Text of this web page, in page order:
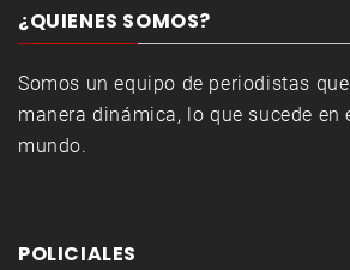
¿QUIENES SOMOS?
Somos un equipo de periodistas
manera dinámica, lo que sucede en
mundo.
POLICIALES